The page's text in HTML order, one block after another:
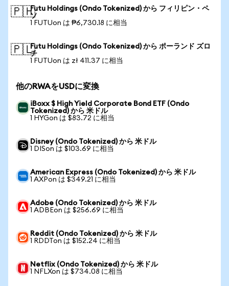
🇵🇭Futu Holdings (Ondo Tokenized) から フィリピン・ペ
ソ
1 FUTUon は ₱6,730.18 に相当
🇵🇱Futu Holdings (Ondo Tokenized) から ポーランド ズロ
チ
1 FUTUon は zł 411.37 に相当
他のRWAをUSDに変換
iBoxx $ High Yield Corporate Bond ETF (Ondo
Tokenized) から 米ドル
1 HYGon は $83.72 に相当
Disney (Ondo Tokenized) から 米ドル
1 DISon は $103.69 に相当
American Express (Ondo Tokenized) から 米ドル
1 AXPon は $349.21 に相当
Adobe (Ondo Tokenized) から 米ドル
1 ADBEon は $256.69 に相当
Reddit (Ondo Tokenized) から 米ドル
1 RDDTon は $152.24 に相当
Netflix (Ondo Tokenized) から 米ドル
1 NFLXon は $734.08 に相当